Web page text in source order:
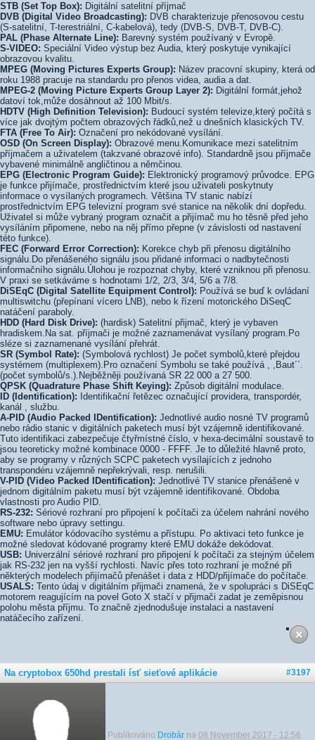
STB (Set Top Box): Digitální satelitní příjmač
DVB (Digital Video Broadcasting): DVB charakterizuje přenosovou cestu
(S-satelitní, T-terestriální, C-kabelová), tedy (DVB-S, DVB-T, DVB-C).
PAL (Phase Alternate Line): Barevný systém používaný v Evropě.
S-VIDEO: Speciální Video výstup bez Audia, který poskytuje vynikající
obrazovou kvalitu.
MPEG (Moving Pictures Experts Group): Název pracovní skupiny, která od
roku 1988 pracuje na standardu pro přenos videa, audia a dat.
MPEG-2 (Moving Picture Experts Group Layer 2): Digitální formát,jehož
datoví tok,může dosáhnout až 100 Mbit/s.
HDTV (High Definition Television): Budoucí systém televize,který počítá s
více jak dvojtým počtem obrazových řádků,než u dnešních klasických TV.
FTA (Free To Air): Označení pro nekódované vysílání.
OSD (On Screen Display): Obrazové menu.Komunikace mezi satelitním
příjmačem a uživatelem (takzvané obrazové info). Standardně jsou příjmače
vybavené minimálně angličtinou a němčinou.
EPG (Electronic Program Guide): Elektronický programový průvodce. EPG
je funkce přijímače, prostřednictvím které jsou uživateli poskytnuty
informace o vysílaných programech. Většina TV stanic nabízí
prostřednictvím EPG televizní program své stanice na několik dní dopředu.
Uživatel si může vybraný program označit a přijímač mu ho těsně před jeho
vysíláním připomene, nebo na něj přímo přepne (v závislosti od nastavení
této funkce).
FEC (Forward Error Correction): Korekce chyb při přenosu digitálního
signálu.Do přenášeného signálu jsou přidané informaci o nadbytečnosti
informačního signálu.Úlohou je rozpoznat chyby, které vzniknou při přenosu.
V praxi se setkáváme s hodnotami 1/2, 2/3, 3/4, 5/6 a 7/8.
DiSEqC (Digital Satellite Equipment Control): Používá se buď k ovládaní
multiswitchu (přepínaní vícero LNB), nebo k řízení motorického DiSeqC
natáčení paraboly.
HDD (Hard Disk Drive): (hardisk) Satelitní přijmač, který je vybaven
hradiskem.Na sat. příjmači je možné zaznamenávat vysílaný program.Po
sléze si zaznamenané vysílání přehrát.
SR (Symbol Rate): (Symbolová rychlost) Je počet symbolů,které přejdou
systémem (multiplexem).Pro označení Symbolu se také používá , ,Baut´´.
(počet symbolů/s.).Nejběžněji používaná SR 22 000 a 27 500.
QPSK (Quadrature Phase Shift Keying): Způsob digitální modulace.
ID (Identification): Identifikační řetězec označující providera, transpordér,
kanál , službu.
A-PID (Audio Packed IDentification): Jednotlivé audio nosné TV programů
nebo rádio stanic v digitálních paketech musí být vzájemně identifikované.
Tuto identifikaci zabezpečuje čtyřmístné číslo, v hexa-decimální soustavě to
jsou teoreticky možné kombinace 0000 - FFFF. Je to důležité hlavně proto,
aby se programy v různých SCPC paketech vysílajících z jednoho
transpondéru vzájemně nepřekrývali, resp. nerušili.
V-PID (Video Packed IDentification): Jednotlivé TV stanice přenášené v
jednom digitálním paketu musí být vzájemně identifikované. Obdoba
vlastnosti pro Audio PID.
RS-232: Sériové rozhraní pro připojení k počítači za účelem nahrání nového
software nebo úpravy settingu.
EMU: Emulátor kódovacího systému a přístupu. Po aktivaci teto funkce je
možné sledovat kódované programy které EMU dokáže dekódovat.
USB: Univerzální sériové rozhraní pro připojení k počítači za stejným účelem
jak RS-232 jen na vyšší rychlosti. Navíc přes toto rozhraní je možné při
některých modelech přijímačů přenášet i data z HDD/přijímače do počítače.
USALS: Tento údaj v digitálním přijmači znamená, že v spolupráci s DiSEqC
motorem reagujícím na povel Goto X stačí v přijmači zadat je zeměpisnou
polohu města příjmu. To značně zjednodušuje instalaci a nastavení
natáčecího zařízení.
#3197
Na cryptobox 650hd prestali ísť sieťové aplikácie
Publikováno Drobár na 08 November 2017 - 12:56